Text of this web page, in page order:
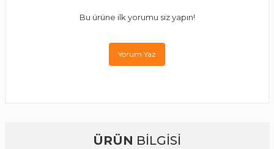
Bu ürüne ilk yorumu siz yapın!
Yorum Yaz
ÜRÜN BİLGİSİ